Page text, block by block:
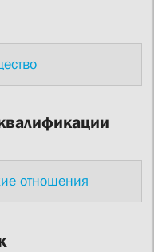
отношения